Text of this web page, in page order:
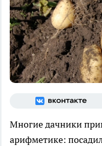
Многие дачники
арифметике: